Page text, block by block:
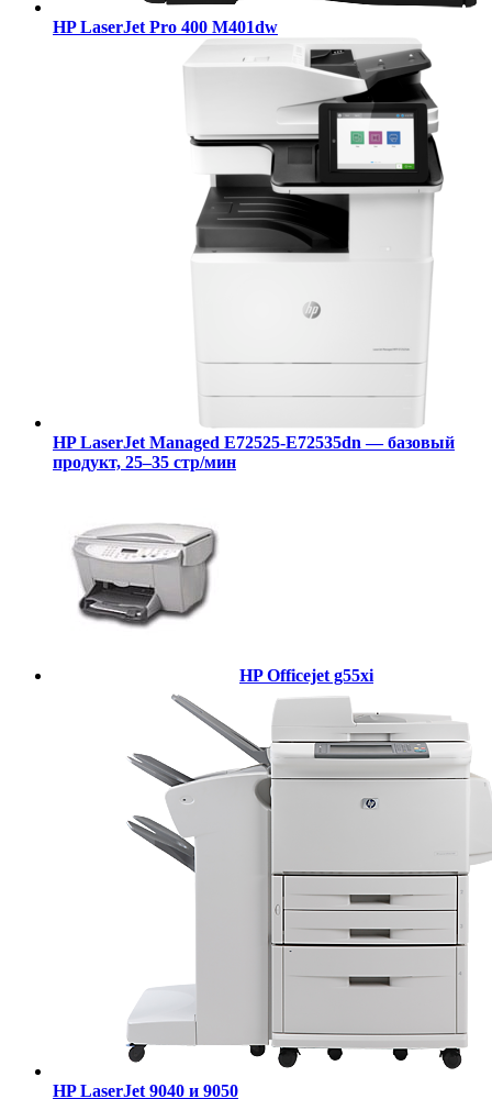
HP LaserJet Pro 400 M401dw
HP LaserJet Managed E72525-E72535dn — базовый
продукт, 25–35 стр/мин
HP Officejet g55xi
HP LaserJet 9040 и 9050